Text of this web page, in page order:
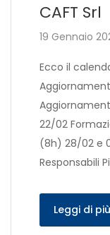
CAFT Srl
19 Gennaio
Ecco il
22/02
(8h) 28/02 e
Responsabili
Leggi di più